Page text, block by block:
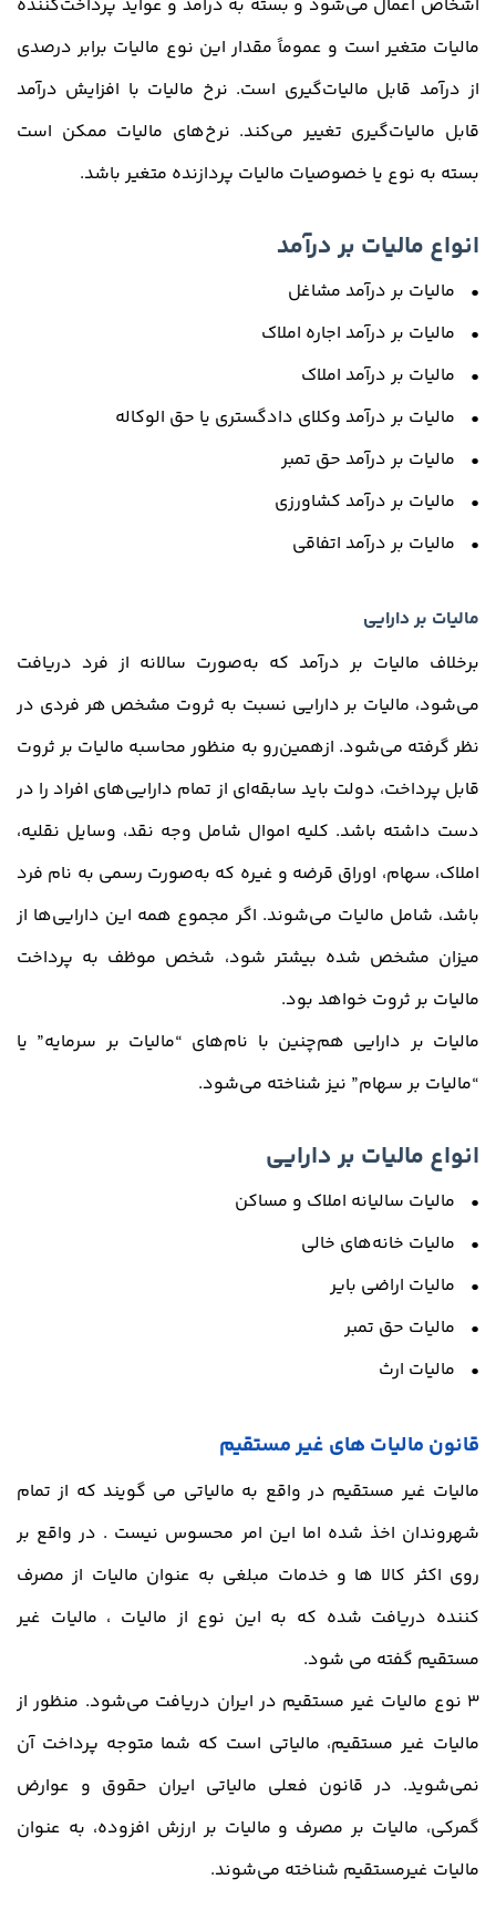
اشخاص اعمال می‌شود و بسته به درآمد و عواید پرداخت‌کننده
مالیات متغیر است و عموماً مقدار این نوع مالیات برابر درصدی
از درآمد قابل مالیات‌گیری است. نرخ مالیات با افزایش درآمد
قابل مالیات‌گیری تغییر می‌کند. نرخ‌های مالیات ممکن است
بسته به نوع یا خصوصیات مالیات پردازنده متغیر باشد.
انواع مالیات بر درآمد
• مالیات بر درآمد مشاغل
• مالیات بر درآمد اجاره املاک
• مالیات بر درآمد املاک
• مالیات بر درآمد وکلای دادگستری یا حق الوکاله
• مالیات بر درآمد حق تمبر
• مالیات بر درآمد کشاورزی
• مالیات بر درآمد اتفاقی
مالیات بر دارایی
برخلاف مالیات بر درآمد که به‌صورت سالانه از فرد دریافت
می‌شود، مالیات بر دارایی نسبت به ثروت مشخص هر فردی در
نظر گرفته می‌شود. ازهمین‌رو به منظور محاسبه مالیات بر ثروت
قابل پرداخت، دولت باید سابقه‌ای از تمام دارایی‌های افراد را در
دست داشته باشد. کلیه اموال شامل وجه نقد، وسایل نقلیه،
املاک، سهام، اوراق قرضه و غیره که به‌صورت رسمی به نام فرد
باشد، شامل مالیات می‌شوند. اگر مجموع همه این دارایی‌ها از
میزان مشخص شده بیشتر شود، شخص موظف به پرداخت
مالیات بر ثروت خواهد بود.
مالیات بر دارایی هم‌چنین با نام‌های “مالیات بر سرمایه” یا
“مالیات بر سهام” نیز شناخته می‌شود.
انواع مالیات بر دارایی
• مالیات سالیانه املاک و مساکن
• مالیات خانه‌های خالی
• مالیات اراضی بایر
• مالیات حق تمبر
• مالیات ارث
قانون مالیات های غیر مستقیم
مالیات غیر مستقیم در واقع به مالیاتی می گویند که از تمام
شهروندان اخذ شده اما این امر محسوس نیست . در واقع بر
روی اکثر کالا ها و خدمات مبلغی به عنوان مالیات از مصرف
کننده دریافت شده که به این نوع از مالیات ، مالیات غیر
مستقیم گفته می شود.
3 نوع مالیات غیر مستقیم در ایران دریافت می‌شود. منظور از
مالیات غیر مستقیم، مالیاتی است که شما متوجه پرداخت آن
نمی‌شوید. در قانون فعلی مالیاتی ایران حقوق و عوارض
گمرکی، مالیات بر مصرف و مالیات بر ارزش افزوده، به عنوان
مالیات غیرمستقیم شناخته می‌شوند.